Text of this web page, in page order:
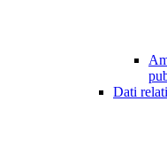
Dati